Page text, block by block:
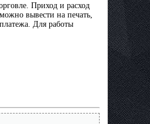
Приход и расход
вывести на печать,
Для работы